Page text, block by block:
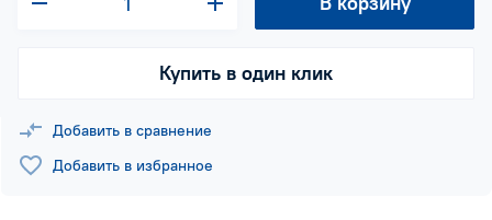
Купить в один клик
Добавить в сравнение
Добавить в избранное